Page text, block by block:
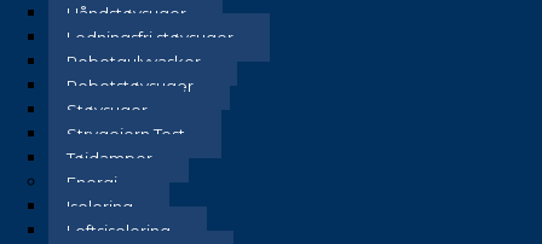
Håndstøvsuger
Ledningsfri støvsuger
Robotgulvvasker
Robotstøvsuger
Støvsuger
Strygejern Test
Tøjdamper
Energi
Isolering
Loftsisolering